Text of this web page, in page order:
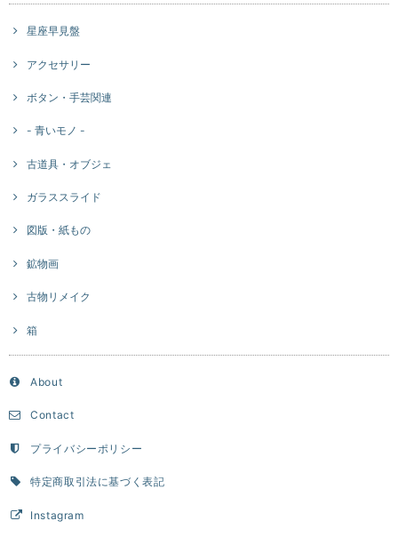
星座早見盤
アクセサリー
ボタン・手芸関連
- 青いモノ -
古道具・オブジェ
ガラススライド
図版・紙もの
鉱物画
古物リメイク
箱
About
Contact
プライバシーポリシー
特定商取引法に基づく表記
Instagram